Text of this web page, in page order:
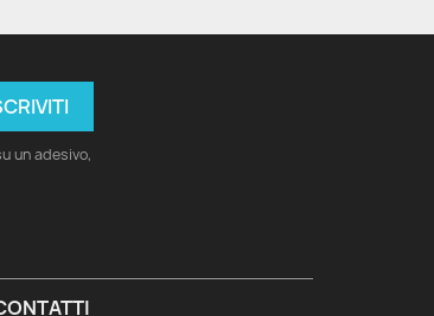
un adesivo,